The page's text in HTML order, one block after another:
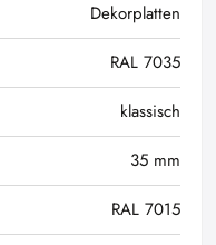
Dekorplatten
RAL 7035
klassisch
35 mm
RAL 7015